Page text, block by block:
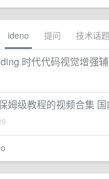
ideno 提问 技术话题
时代代码视觉增强
姆级教程的视频合集